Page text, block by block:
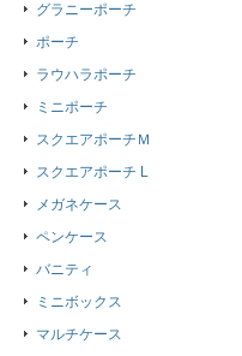
グラニーポーチ
ポーチ
ラウハラポーチ
ミニポーチ
スクエアポーチＭ
スクエアポーチ L
メガネケース
ペンケース
バニティ
ミニボックス
マルチケース